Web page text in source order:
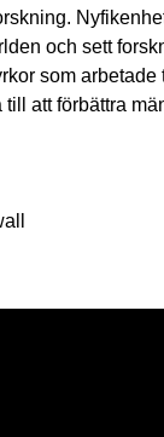
och sett
som
att förbättra